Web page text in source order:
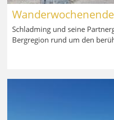
Schladming und seine
Bergregion rund um den